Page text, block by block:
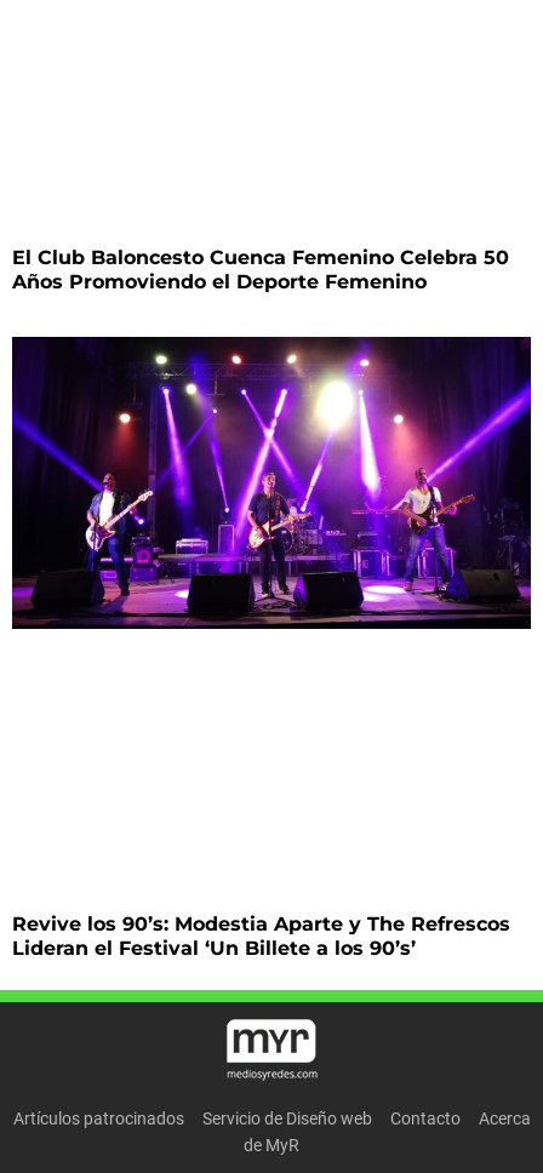
El Club Baloncesto Cuenca Femenino Celebra 50
Años Promoviendo el Deporte Femenino
Revive los 90’s: Modestia Aparte y The Refrescos
Lideran el Festival ‘Un Billete a los 90’s’
Artículos patrocinados Servicio de Diseño web Contacto
Acerca
de MyR